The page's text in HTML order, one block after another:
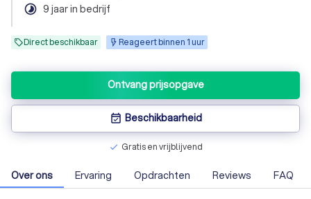
timelapse 9 jaar in bedrijf
Direct beschikbaar Reageert binnen 1 uur
Ontvang prijsopgave
event_available Beschikbaarheid
check Gratis en vrijblijvend
Over ons Ervaring Opdrachten Reviews FAQ